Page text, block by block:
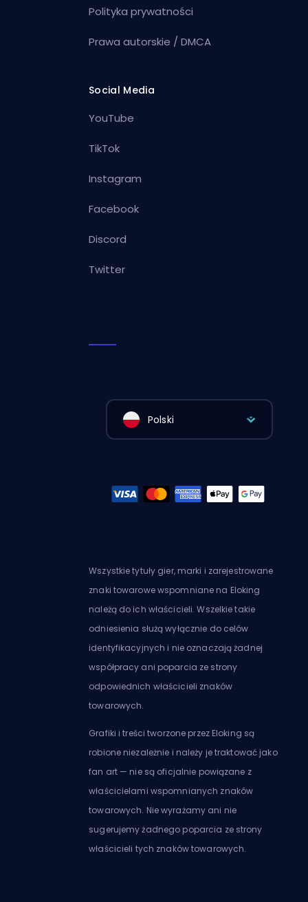
Polityka prywatności
Prawa autorskie / DMCA
Social Media
YouTube
TikTok
Instagram
Facebook
Discord
Twitter
Polski
Wszystkie tytuły gier, marki i zarejestrowane
znaki towarowe wspomniane na Eloking
należą do ich właścicieli. Wszelkie takie
odniesienia służą wyłącznie do celów
identyfikacyjnych i nie oznaczają żadnej
współpracy ani poparcia ze strony
odpowiednich właścicieli znaków
towarowych.
Grafiki i treści tworzone przez Eloking są
robione niezależnie i należy je traktować jako
fan art — nie są oficjalnie powiązane z
właścicielami wspomnianych znaków
towarowych. Nie wyrażamy ani nie
sugerujemy żadnego poparcia ze strony
właścicieli tych znaków towarowych.